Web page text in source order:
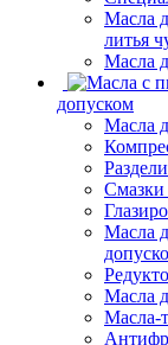
Масла
литья
Масла
допуском
Масла
Масла
Масла
Масла-